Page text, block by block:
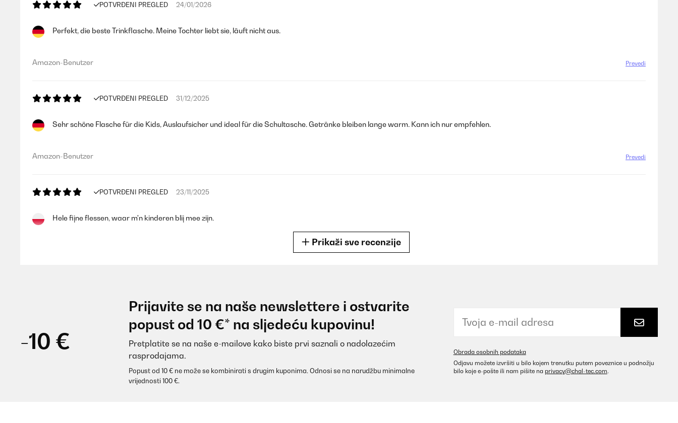
POTVRĐENI PREGLED 24/01/2026
Perfekt, die beste Trinkflasche. Meine Tochter liebt sie, läuft nicht aus.
Amazon-Benutzer Prevedi
POTVRĐENI PREGLED 31/12/2025
Sehr schöne Flasche für die Kids, Auslaufsicher und ideal für die Schultasche. Getränke bleiben lange warm. Kann ich nur empfehlen.
Amazon-Benutzer Prevedi
POTVRĐENI PREGLED 23/11/2025
Hele fijne flessen, waar m'n kinderen blij mee zijn.
Neue Kindergartenflasche, da das Wasser aus der Plastikfasche schon sehr eklich schmeckte.Sind sehr zufrieden. Das Muster hält bisher. Klar gibt es Abplatzer an der Unterseite,
wenn die Flasche mal runter fällt oder unsanft auf einen steinigen Untergrund abgestellt wird.Aber hei, das ist eine Kindergartenflasche, die jeden Tag genutzt wirdWährend im
Sommer die Kids mit normaler Flasche heißes Wasser trinken, trinkt mein Kind schön gekühltes Wasser. Und im Winter kann man warmen Tee einfüllen und sich beim Spaziergang
aufwärmen.Werde ich wieder kaufen, falls wir nochmal eine brauchen!
Prikaži sve recenzije
-10 €
Prijavite se na naše newslettere i ostvarite
popust od 10 €* na sljedeću kupovinu!
Pretplatite se na naše e-mailove kako biste prvi saznali o nadolazećim
rasprodajama.
Popust od 10 € ne može se kombinirati s drugim kuponima. Odnosi se na narudžbu minimalne
vrijednosti 100 €.
Obrada osobnih podataka
Odjavu možete izvršiti u bilo kojem trenutku putem poveznice u podnožju
bilo koje e-pošte ili nam pišite na privacy@chal-tec.com.